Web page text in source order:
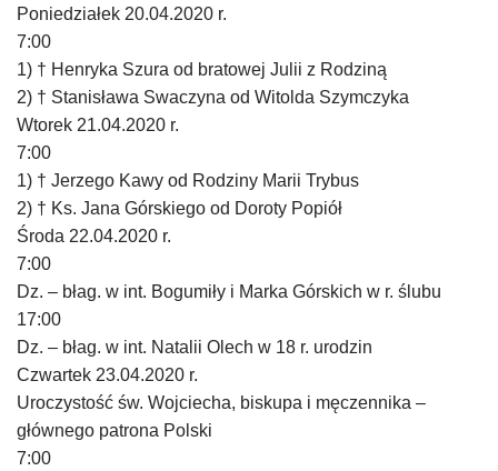
Poniedziałek 20.04.2020 r.
7:00
1) † Henryka Szura od bratowej Julii z Rodziną
2) † Stanisława Swaczyna od Witolda Szymczyka
Wtorek 21.04.2020 r.
7:00
1) † Jerzego Kawy od Rodziny Marii Trybus
2) † Ks. Jana Górskiego od Doroty Popiół
Środa 22.04.2020 r.
7:00
Dz. – błag. w int. Bogumiły i Marka Górskich w r. ślubu
17:00
Dz. – błag. w int. Natalii Olech w 18 r. urodzin
Czwartek 23.04.2020 r.
Uroczystość św. Wojciecha, biskupa i męczennika –
głównego patrona Polski
7:00